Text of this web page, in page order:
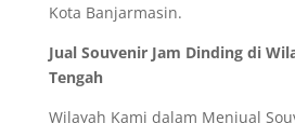
Kota Banjarmasin.
Jual Souvenir Jam Dinding di
Tengah
Wilayah Kami dalam Menjual